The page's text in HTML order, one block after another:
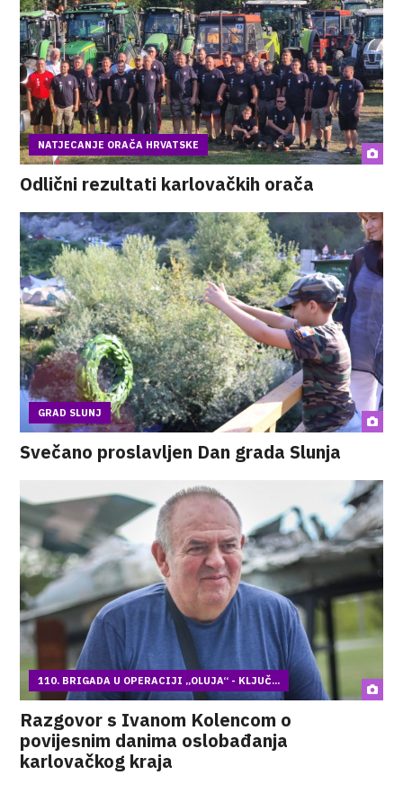
NATJECANJE ORAČA HRVATSKE
Odlični rezultati karlovačkih orača
GRAD SLUNJ
Svečano proslavljen Dan grada Slunja
110. BRIGADA U OPERACIJI „OLUJA“ - KLJUČ...
Razgovor s Ivanom Kolencom o
povijesnim danima oslobađanja
karlovačkog kraja